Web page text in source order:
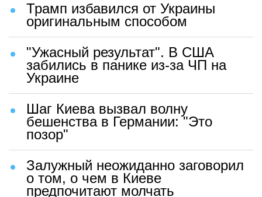
Трамп избавился от Украины
оригинальным способом
"Ужасный результат". В США
забились в панике из-за ЧП на
Украине
Шаг Киева вызвал волну
бешенства в Германии: "Это
позор"
Залужный неожиданно заговорил
о том, о чем в Киеве
предпочитают молчать